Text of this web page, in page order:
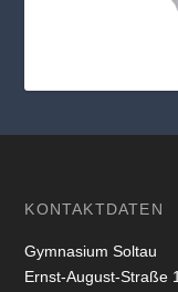
KONTAKTDATEN
Gymnasium Soltau
Ernst-August-Straße